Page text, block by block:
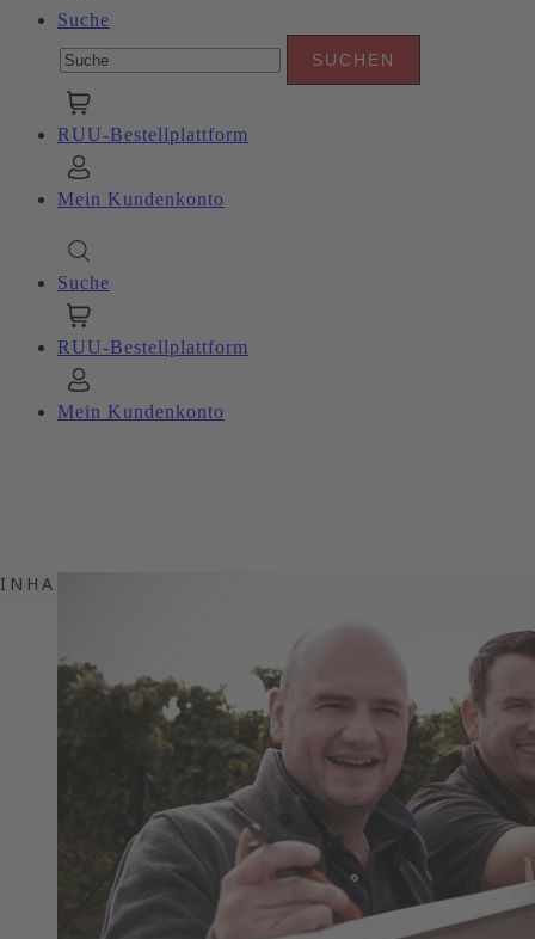
Suche
RUU-Bestellplattform
Mein Kundenkonto
Suche
RUU-Bestellplattform
Mein Kundenkonto
INHALTSVERZEICHNIS
WEINBAU AUS LEIDENSCHAFT